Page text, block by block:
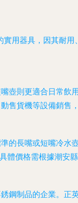
用器具，因其耐
壺則更適合日常
售貨機等設備銷售
的長嘴或短嘴冷
價格需根據潮安
鋼制品的企業。